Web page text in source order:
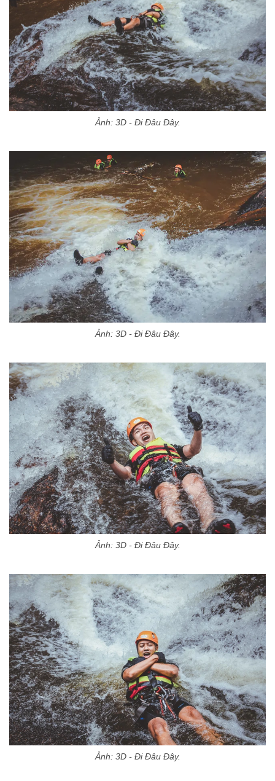
Ảnh: 3D - Đi Đâu Đây.
Ảnh: 3D - Đi Đâu Đây.
Ảnh: 3D - Đi Đâu Đây.
Ảnh: 3D - Đi Đâu Đây.